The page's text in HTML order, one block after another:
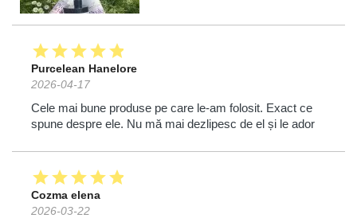
starstarstarstarstar
Purcelean Hanelore
2026-04-17
Cele mai bune produse pe care le-am folosit. Exact ce
spune despre ele. Nu mă mai dezlipesc de el și le ador
starstarstarstarstar
Cozma elena
2026-03-22